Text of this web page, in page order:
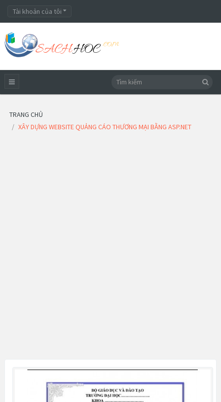
Tài khoản của tôi
TRANG CHỦ
XÂY DỰNG WEBSITE QUẢNG CÁO THƯƠNG MẠI BẰNG ASP.NET